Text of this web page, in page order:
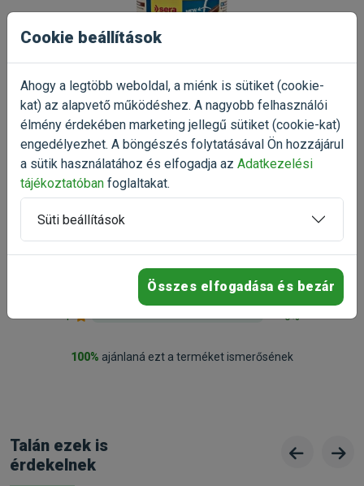
5.0
5
4
0%
0%
0%
1
0%
100% ajánlaná ezt a terméket ismerősének
Talán ezek is
érdekelnek
Cookie beállítások
Ahogy a legtöbb weboldal, a miénk is sütiket (cookie-
kat) az alapvető működéshez. A nagyobb felhasználói
élmény érdekében marketing jellegű sütiket (cookie-kat)
engedélyezhet. A böngészés folytatásával Ön hozzájárul
a sütik használatához és elfogadja az Adatkezelési
tájékoztatóban foglaltakat.
Süti beállítások
Összes elfogadása és bezár